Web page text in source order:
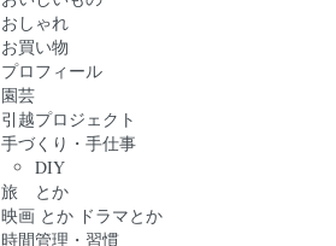
おしゃれ
お買い物
プロフィール
園芸
引越プロジェクト
手づくり・手仕事
DIY
旅 とか
映画 とか ドラマとか
時間管理・習慣